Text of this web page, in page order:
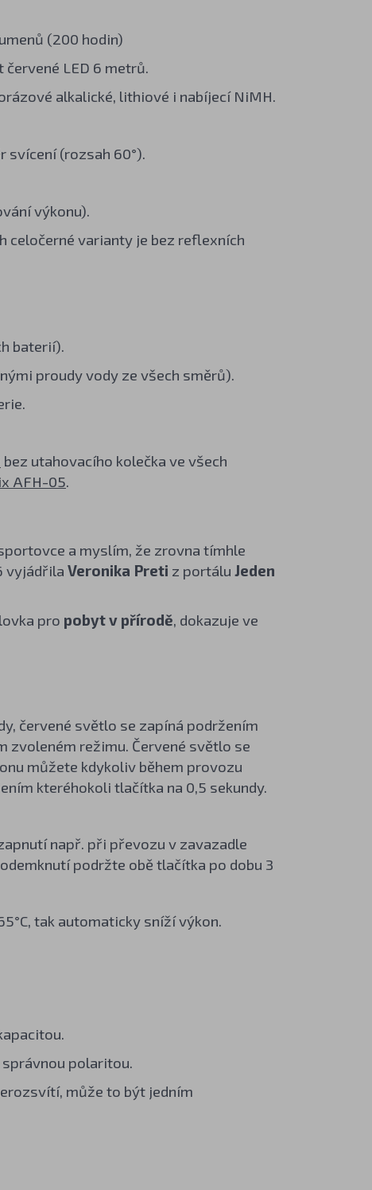
(200 hodin)
LED 6 metrů.
alkalické, lithiové i nabíjecí NiMH.
svícení (rozsah 60°).
výkonu).
celočerné varianty je bez reflexních
baterií).
proudy vody ze všech směrů).
bez utahovacího kolečka ve všech
AFH-05.
a myslím, že zrovna tímhle
vyjádřila Veronika Preti z portálu Jeden
pro pobyt v přírodě, dokazuje ve
červené světlo se zapíná podržením
zvoleném režimu. Červené světlo se
můžete kdykoliv během provozu
kteréhokoli tlačítka na 0,5 sekundy.
např. při převozu v zavazadle
podržte obě tlačítka po dobu 3
tak automaticky sníží výkon.
polaritou.
může to být jedním